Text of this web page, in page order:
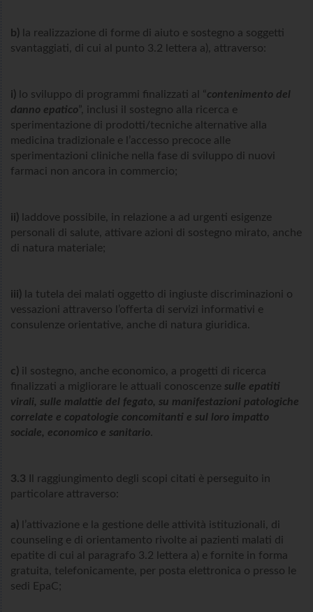
b) la realizzazione di forme di aiuto e sostegno a soggetti
svantaggiati, di cui al punto 3.2 lettera a), attraverso:
i) lo sviluppo di programmi finalizzati al “ contenimento del
danno epatico”, inclusi il sostegno alla ricerca e
sperimentazione di prodotti/tecniche alternative alla
medicina tradizionale e l’accesso precoce alle
sperimentazioni cliniche nella fase di sviluppo di nuovi
farmaci non ancora in commercio;
ii) laddove possibile, in relazione a ad urgenti esigenze
personali di salute, attivare azioni di sostegno mirato, anche
di natura materiale;
iii) la tutela dei malati oggetto di ingiuste discriminazioni o
vessazioni attraverso l’offerta di servizi informativi e
consulenze orientative, anche di natura giuridica.
c) il sostegno, anche economico, a progetti di ricerca
finalizzati a migliorare le attuali conoscenze sulle epatiti
virali, sulle malattie del fegato, su manifestazioni patologiche
correlate e copatologie concomitanti e sul loro impatto
sociale, economico e sanitario.
3.3 Il raggiungimento degli scopi citati è perseguito in
particolare attraverso:
a) l’attivazione e la gestione delle attività istituzionali, di
counseling e di orientamento rivolte ai pazienti malati di
epatite di cui al paragrafo 3.2 lettera a) e fornite in forma
gratuita, telefonicamente, per posta elettronica o presso le
sedi EpaC;